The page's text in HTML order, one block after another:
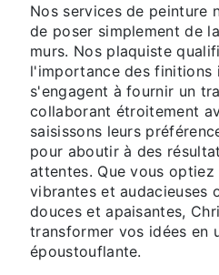
Nos services de peinture
de poser simplement de
murs. Nos plaquiste
l'importance des finitions
s'engagent à fournir un
collaborant étroitement
saisissons leurs
pour aboutir à des
attentes. Que vous
vibrantes et audacieuses
douces et apaisantes,
transformer vos idées en
époustouflante.